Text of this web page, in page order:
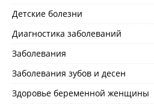
Детские болезни
Диагностика заболеваний
Заболевания
Заболевания зубов и десен
Здоровье беременной женщины